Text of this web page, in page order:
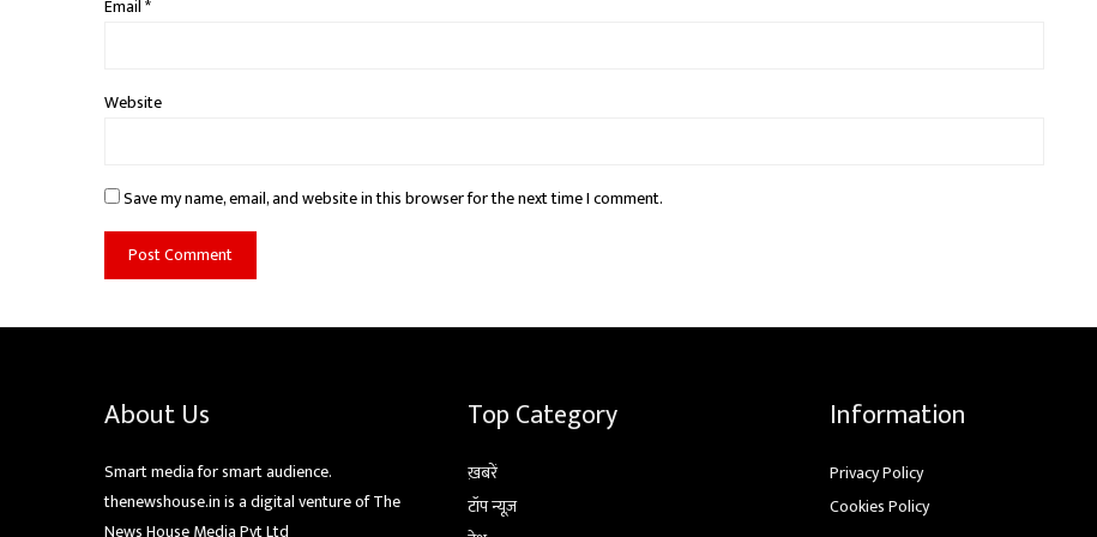
Email*
Website
Save my name, email, and website in this browser for the next time I comment.
About Us
Smart media for smart audience.
thenewshouse.in is a digital venture of The
Top Category
ख़बरें
टॉप न्यूज़
Information
Privacy Policy
Cookies Policy